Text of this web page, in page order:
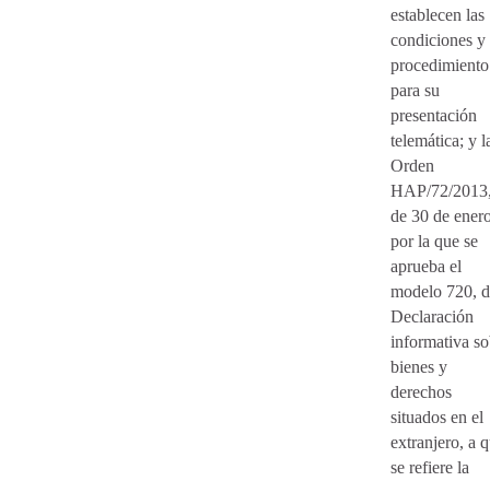
establecen las
condiciones y
procedimiento
para su
presentación
telemática; y
Orden
HAP/72/
de 30 de
por la que se
aprueba el
modelo 720,
Declaración
informativa
bienes y
derechos
situados en el
extranjero, a
se refiere la